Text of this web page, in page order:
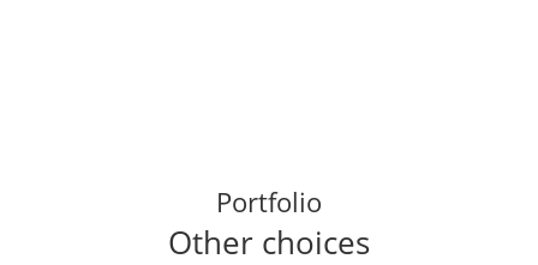
Portfolio
Other choices